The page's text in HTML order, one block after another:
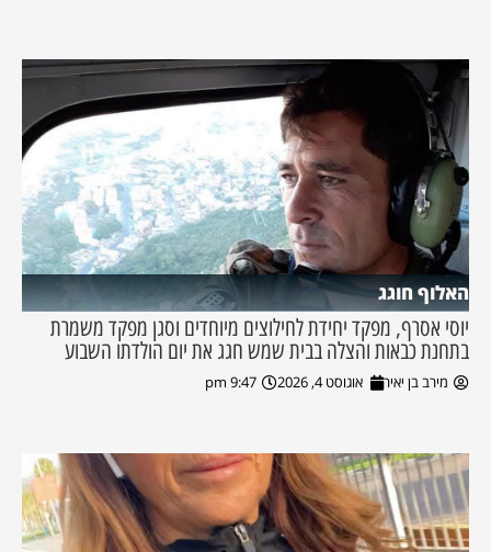
האלוף חוגג
יוסי אסרף, מפקד יחידת לחילוצים מיוחדים וסגן מפקד משמרת
בתחנת כבאות והצלה בבית שמש חגג את יום הולדתו השבוע
מירב בן יאיר אוגוסט 4, 2026 9:47 pm